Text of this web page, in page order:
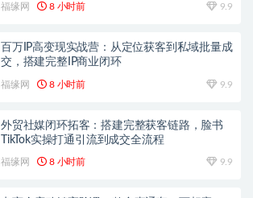
福缘网 8 小时前 9.9
百万IP高变现实战营：从定位获客到私域批量成
交，搭建完整IP商业闭环
福缘网 8 小时前 9.9
外贸社媒闭环拓客：搭建完整获客链路，脸书
TikTok实操打通引流到成交全流程
福缘网 8 小时前 9.9